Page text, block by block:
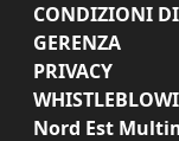
CONDIZIONI
GERENZA
PRIVACY
Nord Est